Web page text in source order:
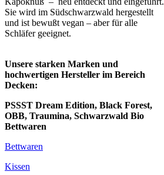
Sie wird im Südschwarzwald hergestellt
und ist bewußt vegan – aber für alle
Schläfer geeignet.
Unsere starken Marken und
hochwertigen Hersteller im Bereich
Decken:
PSSST Dream Edition, Black Forest,
OBB, Traumina, Schwarzwald Bio
Bettwaren
Bettwaren
Kissen